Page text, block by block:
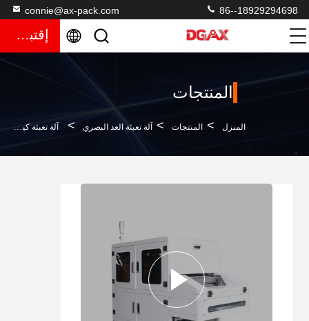
connie@ax-pack.com 86--18929294698
إقتباس
المنتجات
المنزل > المنتجات > آلة تعبئة العد البصري > آلة تعبئة كيس PE الكهربائية AC220V لمنتجات الحبيبات